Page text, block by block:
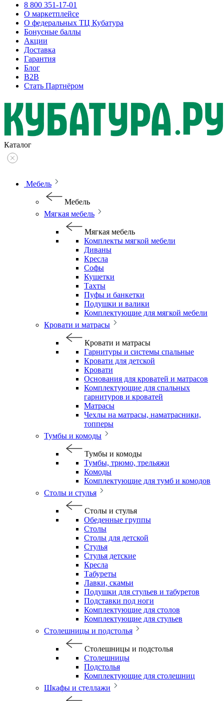
8 800 351-17-01
О маркетплейсе
О федеральных ТЦ Кубатура
Бонусные баллы
Акции
Доставка
Гарантия
Блог
B2B
Стать Партнёром
Каталог
Мебель
Мебель
Мягкая мебель
Мягкая мебель
Комплекты мягкой мебели
Диваны
Кресла
Софы
Кушетки
Тахты
Пуфы и банкетки
Подушки и валики
Комплектующие для мягкой мебели
Кровати и матрасы
Кровати и матрасы
Гарнитуры и системы спальные
Кровати для детской
Кровати
Основания для кроватей и матрасов
Комплектующие для спальных
гарнитуров и кроватей
Матрасы
Чехлы на матрасы, наматрасники,
топперы
Тумбы и комоды
Тумбы и комоды
Тумбы, трюмо, трельяжи
Комоды
Комплектующие для тумб и комодов
Столы и стулья
Столы и стулья
Обеденные группы
Столы
Столы для детской
Стулья
Стулья детские
Кресла
Табуреты
Лавки, скамьи
Подушки для стульев и табуретов
Подставки под ноги
Комплектующие для столов
Комплектующие для стульев
Столешницы и подстолья
Столешницы и подстолья
Столешницы
Подстолья
Комплектующие для столешниц
Шкафы и стеллажи